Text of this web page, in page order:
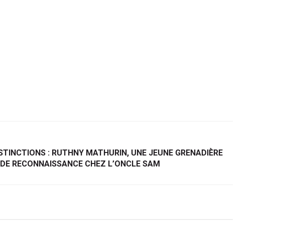
: RUTHNY MATHURIN, UNE JEUNE GRENADIÈRE
RECONNAISSANCE CHEZ L’ONCLE SAM